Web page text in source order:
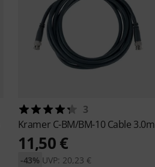
3
Kramer C-BM/BM-10 Cable 3.0m
11,50 €
UVP: 20,23 €
-43%